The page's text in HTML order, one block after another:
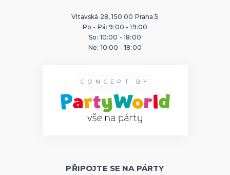
Vltavská 28, 150 00 Praha 5
Po - Pá: 9:00 - 19:00
So: 10:00 - 18:00
Ne: 10:00 - 18:00
CONCEPT BY
PŘIPOJTE SE NA PÁRTY